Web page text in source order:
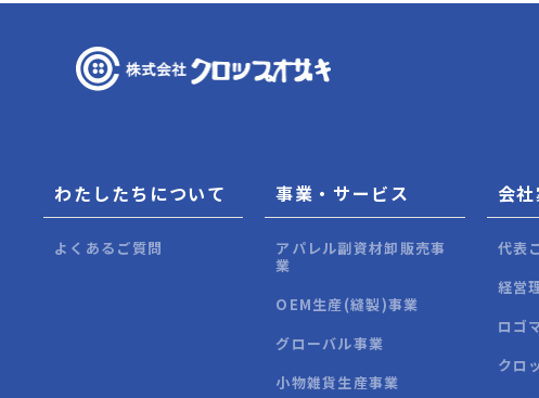
わたしたちについて
よくあるご質問
事業・サービス
アパレル副資材卸販売事
業
OEM生産(縫製)事業
グローバル事業
小物雑貨生産事業
会
代表
経営
ロゴ
クロ